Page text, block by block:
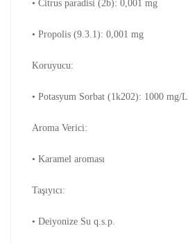
• Citrus paradisi (2b): 0,001 mg
• Propolis (9.3.1): 0,001 mg
Koruyucu:
• Potasyum Sorbat (1k202): 1000 mg/L
Aroma Verici:
• Karamel aroması
Taşıyıcı:
• Deiyonize Su q.s.p.